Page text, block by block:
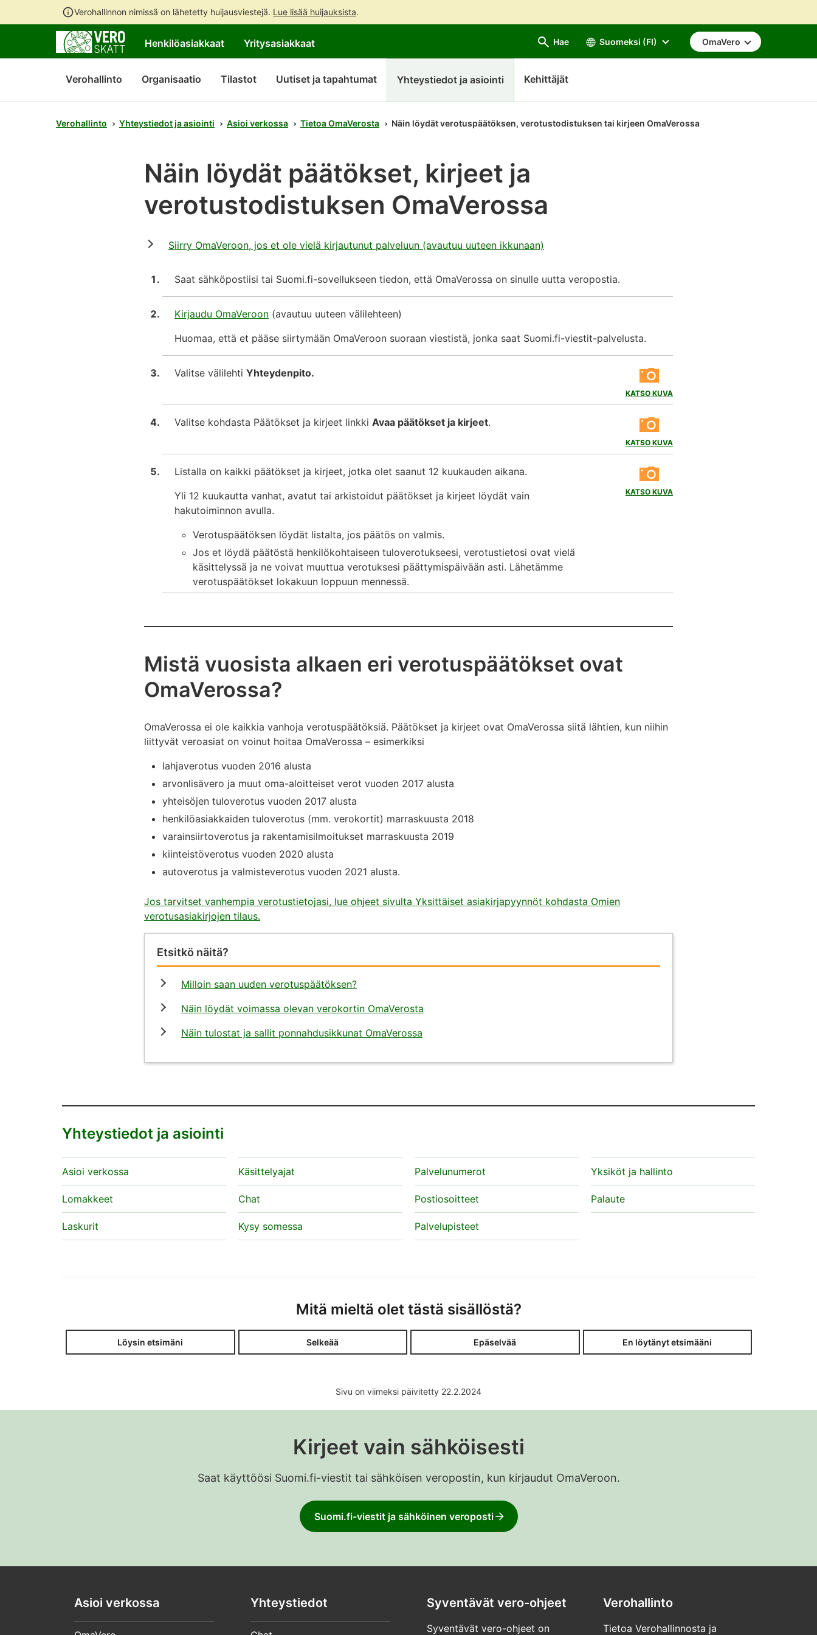
Verohallinnon nimissä on lähetetty huijausviestejä. Lue lisää huijauksista.
sisältöön
sivuston
hakuun
keskustelu
Henkilöasiakkaat Yritysasiakkaat Hae Suomeksi (FI) OmaVero
Verohallinto Organisaatio Tilastot Uutiset ja tapahtumat Yhteystiedot ja asiointi Kehittäjät
Verohallinto Yhteystiedot ja asiointi Asioi verkossa Tietoa OmaVerosta Näin löydät verotuspäätöksen, verotustodistuksen tai kirjeen OmaVerossa
Näin löydät päätökset, kirjeet ja
verotustodistuksen OmaVerossa
Siirry OmaVeroon, jos et ole vielä kirjautunut palveluun (avautuu uuteen ikkunaan)
Saat sähköpostiisi tai Suomi.fi-sovellukseen tiedon, että OmaVerossa on sinulle uutta veropostia.
Kirjaudu OmaVeroon (avautuu uuteen välilehteen)
Huomaa, että et pääse siirtymään OmaVeroon suoraan viestistä, jonka saat Suomi.fi-viestit-palvelusta.
KATSO KUVA
Valitse välilehti Yhteydenpito.
KATSO KUVA
Valitse kohdasta Päätökset ja kirjeet linkki Avaa päätökset ja kirjeet.
KATSO KUVA
Listalla on kaikki päätökset ja kirjeet, jotka olet saanut 12 kuukauden aikana.
Yli 12 kuukautta vanhat, avatut tai arkistoidut päätökset ja kirjeet löydät vain
hakutoiminnon avulla.
Verotuspäätöksen löydät listalta, jos päätös on valmis.
Jos et löydä päätöstä henkilökohtaiseen tuloverotukseesi, verotustietosi ovat vielä
käsittelyssä ja ne voivat muuttua verotuksesi päättymispäivään asti. Lähetämme
verotuspäätökset lokakuun loppuun mennessä.
Mistä vuosista alkaen eri verotuspäätökset ovat
OmaVerossa?
OmaVerossa ei ole kaikkia vanhoja verotuspäätöksiä. Päätökset ja kirjeet ovat OmaVerossa siitä lähtien, kun niihin
liittyvät veroasiat on voinut hoitaa OmaVerossa – esimerkiksi
lahjaverotus vuoden 2016 alusta
arvonlisävero ja muut oma-aloitteiset verot vuoden 2017 alusta
yhteisöjen tuloverotus vuoden 2017 alusta
henkilöasiakkaiden tuloverotus (mm. verokortit) marraskuusta 2018
varainsiirtoverotus ja rakentamisilmoitukset marraskuusta 2019
kiinteistöverotus vuoden 2020 alusta
autoverotus ja valmisteverotus vuoden 2021 alusta.
Jos tarvitset vanhempia verotustietojasi, lue ohjeet sivulta Yksittäiset asiakirjapyynnöt kohdasta Omien
verotusasiakirjojen tilaus.
Etsitkö näitä?
Milloin saan uuden verotuspäätöksen?
Näin löydät voimassa olevan verokortin OmaVerosta
Näin tulostat ja sallit ponnahdusikkunat OmaVerossa
Yhteystiedot ja asiointi
Asioi verkossa
Lomakkeet
Laskurit
Käsittelyajat
Chat
Kysy somessa
Palvelunumerot
Postiosoitteet
Palvelupisteet
Yksiköt ja hallinto
Palaute
Mitä mieltä olet tästä sisällöstä?
Löysin etsimäni Selkeää Epäselvää En löytänyt etsimääni
Sivu on viimeksi päivitetty 22.2.2024
Kirjeet vain sähköisesti
Saat käyttöösi Suomi.fi-viestit tai sähköisen veropostin, kun kirjaudut OmaVeroon.
Suomi.fi-viestit ja sähköinen veroposti
Asioi verkossa Yhteystiedot Syventävät vero-ohjeet
Syventävät vero-ohjeet on
Verohallinto
Tietoa Verohallinnosta ja